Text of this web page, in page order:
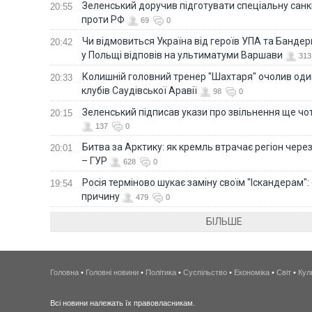
20:55
Зеленський доручив підготувати спеціальну
проти РФ
69 0
20:42
Чи відмовиться Україна від героїв УПА та
у Польщі відповів на ультиматуми Варшави
313
20:33
Колишній головний тренер "Шахтаря" очолив
клубів Саудівської Аравії
98 0
20:15 Зеленський підписав укази про звільнення ще
137 0
20:01
Битва за Арктику: як кремль втрачає регіон через
– ГУР
628 0
19:54
Росія терміново шукає заміну своїм
причину
479 0
БІЛЬШЕ
Головна • Головні новини • Політика • Суспільство • Економіка • Світ •
Всі новини належать їх правовласникам.